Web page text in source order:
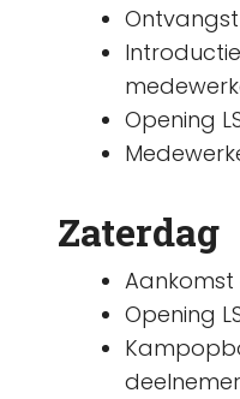
Ontvangst
Opening
Zaterdag
Opening